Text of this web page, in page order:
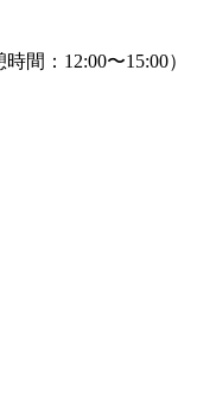
間：12:00〜15:00）